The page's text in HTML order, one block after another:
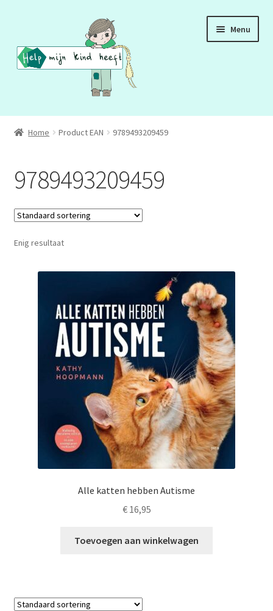
naar
navigatie
de
inhoud
Menu
ADD
ASS
DCD
HSP
Home Product EAN 9789493209459
9789493209459
Enig resultaat
Alle katten hebben Autisme
€16,95
Toevoegen aan winkelwagen